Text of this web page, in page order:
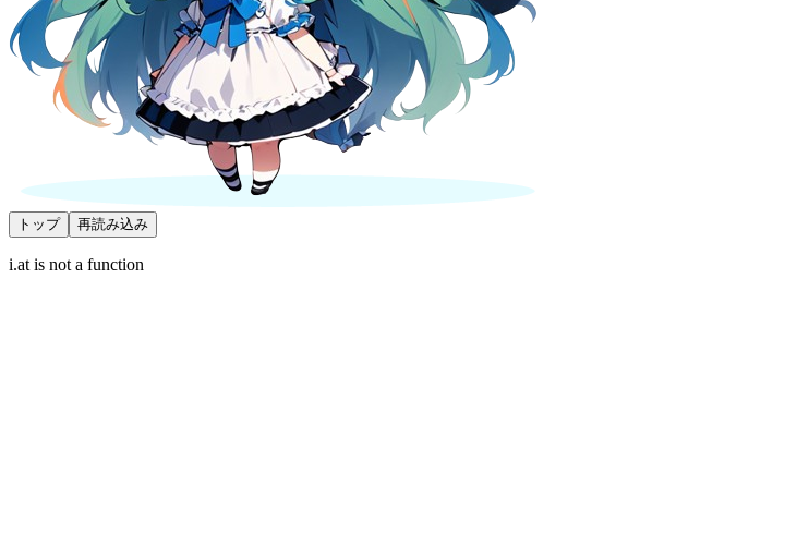
トップ 再読み込み
i.at is not a function